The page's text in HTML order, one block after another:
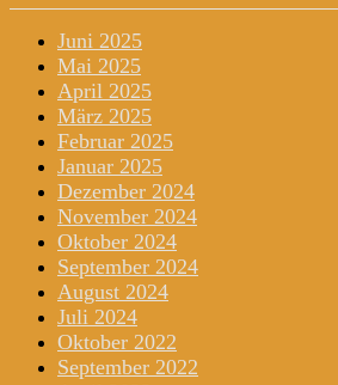
Juni 2025
Mai 2025
April 2025
März 2025
Februar 2025
Januar 2025
Dezember 2024
November 2024
Oktober 2024
September 2024
August 2024
Juli 2024
Oktober 2022
September 2022